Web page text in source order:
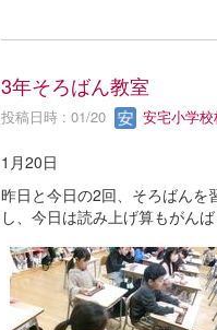
3年そろばん教室
投稿日時 : 01/20 安宅小学
1月20日
昨日と今日の2回、そろばんを
し、今日は読み上げ算もがんば